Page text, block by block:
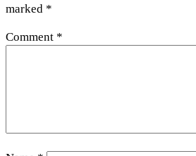
marked *
Comment *